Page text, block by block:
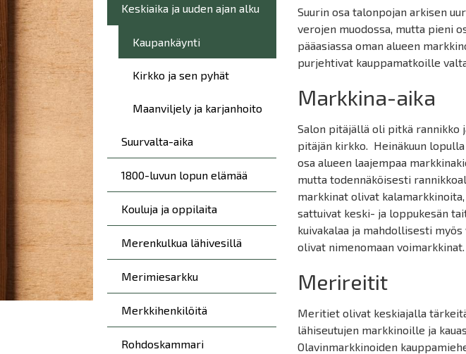
Keskiaika ja uuden ajan alku
Kaupankäynti
Kirkko ja sen pyhät
Maanviljely ja karjanhoito
Suurvalta-aika
1800-luvun lopun elämää
Kouluja ja oppilaita
Merenkulkua lähivesillä
Merimiesarkku
Merkkihenkilöitä
Rohdoskammari
Suurin osa talonpojan arkisen
verojen muodossa, mutta pieni
pääasiassa oman alueen
purjehtivat kauppamatkoille
Markkina-aika
Salon pitäjällä oli pitkä rannikko
pitäjän kirkko. Heinäkuun
osa alueen laajempaa
mutta todennäköisesti
markkinat olivat
sattuivat keski- ja loppukesän
kuivakalaa ja mahdollisesti
olivat nimenomaan voimarkkinat.
Merireitit
Meritiet olivat keskiajalla
lähiseutujen markkinoille ja
Olavinmarkkinoiden